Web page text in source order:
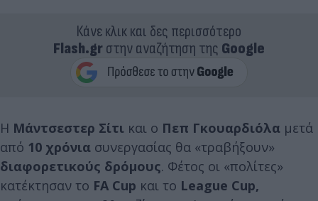
Κάνε κλικ και δες περισσότερο
Flash.grστην αναζήτηση της Google
Η Μάντσεστερ Σίτι και ο Πεπ Γκουαρδιόλα μετά
από 10 χρόνια συνεργασίας θα «τραβήξουν»
διαφορετικούς δρόμους. Φέτος οι «πολίτες»
κατέκτησαν το FA Cup και το League Cup,